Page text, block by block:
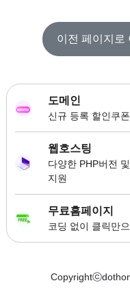
이전 페이지로
도메인
신규 등록 할인쿠
웹호스팅
다양한 PHP버전
지원
무료홈페이지
코딩 없이 클릭만